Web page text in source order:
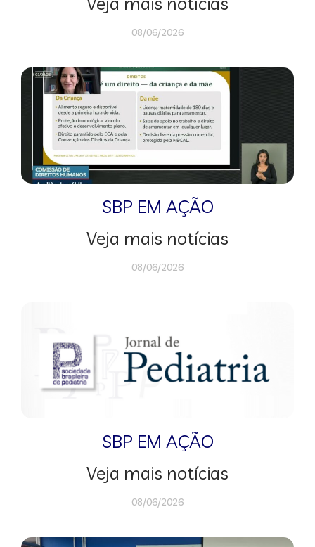
08/06/2026
SBP EM AÇÃO
Veja mais notícias
08/06/2026
SBP EM AÇÃO
Veja mais notícias
08/06/2026